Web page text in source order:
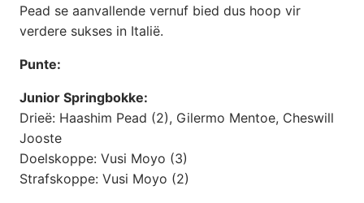
Pead se aanvallende vernuf bied dus hoop vir
verdere sukses in Italië.
Punte:
Junior Springbokke:
Drieë: Haashim Pead (2), Gilermo Mentoe, Cheswill
Jooste
Doelskoppe: Vusi Moyo (3)
Strafskoppe: Vusi Moyo (2)